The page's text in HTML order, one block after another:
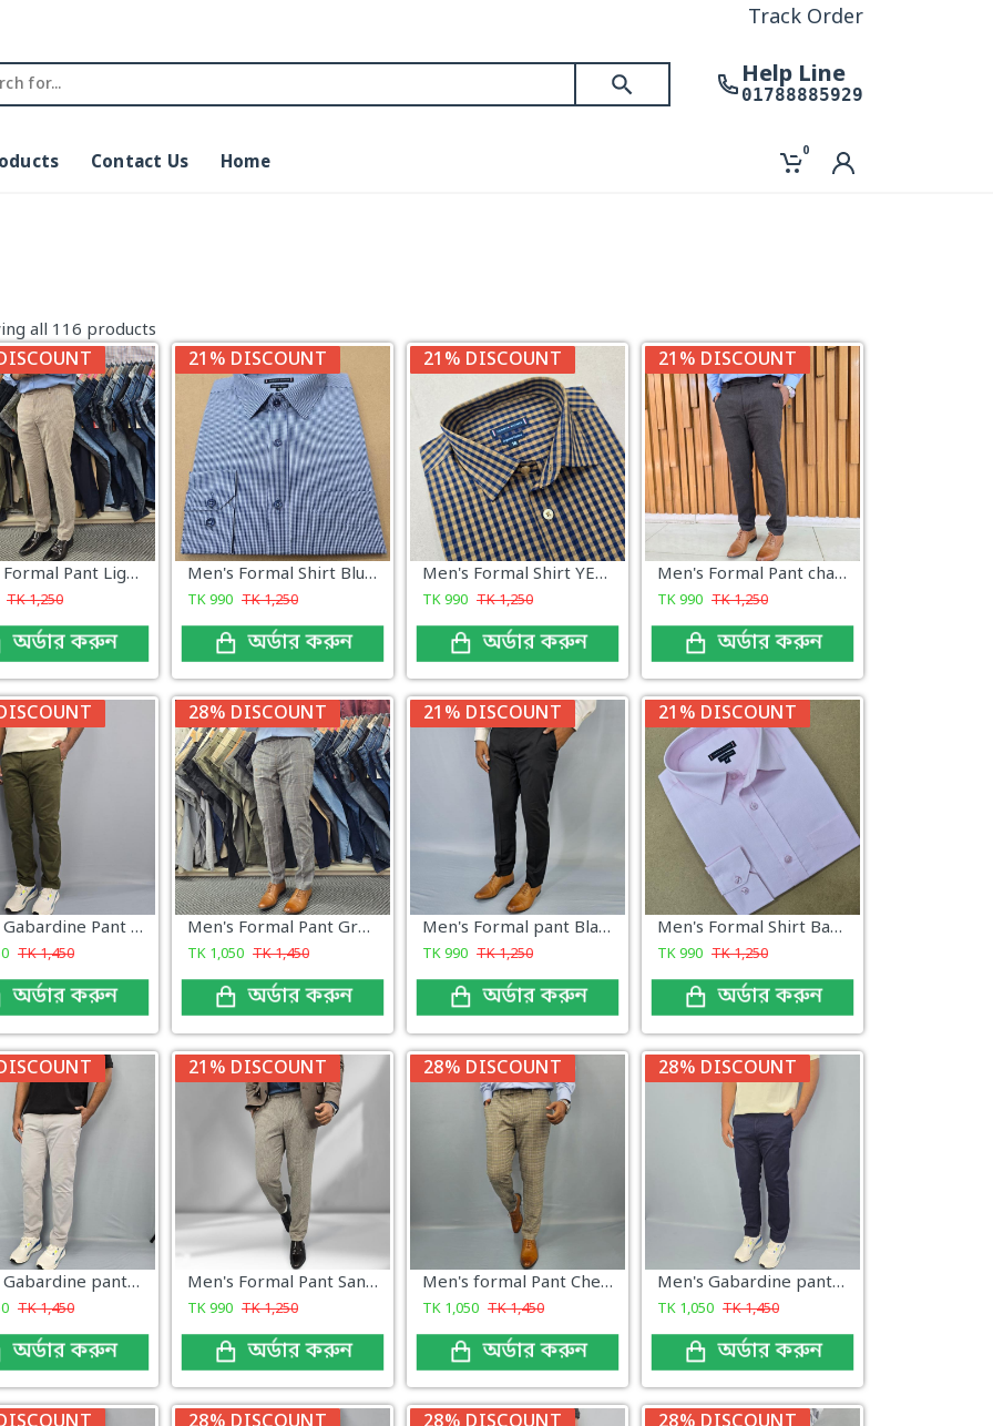
Track Order
Help Line
01788885929
Contact Us Home
0
all 116 products
Men's Formal Pant Light Beige Micro Check Pattern
TK1,250
অর্ডার করুন
21% DISCOUNT
Men's Formal Shirt Blue Mini Check
TK990 TK1,250
অর্ডার করুন
21% DISCOUNT
Men's Formal Shirt YELLOW Check
TK990 TK1,250
অর্ডার করুন
21% DISCOUNT
Men's Formal Pant charcoal New Arrival
TK990 TK1,250
অর্ডার করুন
Men's Gabardine Pant Bottle Green
TK1,450
অর্ডার করুন
28% DISCOUNT
Men's Formal Pant Grey Check
TK 1,050 TK1,450
অর্ডার করুন
21% DISCOUNT
Men's Formal pant Black
TK990 TK1,250
অর্ডার করুন
21% DISCOUNT
Men's Formal Shirt Baby Pink
TK990 TK1,250
অর্ডার করুন
Men's Gabardine pant Light Ash New
TK1,450
অর্ডার করুন
21% DISCOUNT
Men's Formal Pant Sandstone Check
TK990 TK1,250
অর্ডার করুন
28% DISCOUNT
Men's formal Pant Check New Arrival
TK 1,050 TK1,450
অর্ডার করুন
28% DISCOUNT
Men's Gabardine pant Navy Blue
TK 1,050 TK1,450
অর্ডার করুন